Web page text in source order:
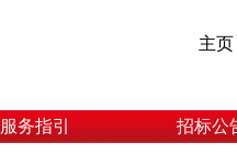
主页
服务指引 招标公